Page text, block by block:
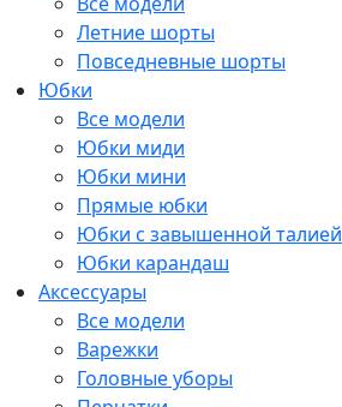
Летние шорты
Повседневные шорты
Юбки
Все модели
Юбки миди
Юбки мини
Прямые юбки
Юбки с завышенной талией
Юбки карандаш
Аксессуары
Все модели
Варежки
Головные уборы